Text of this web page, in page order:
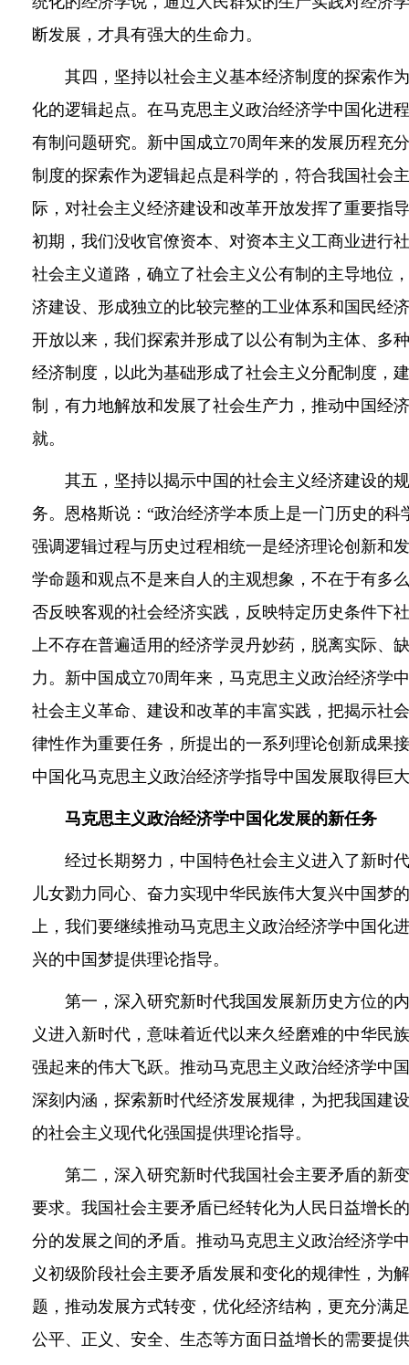
断发展，才具有强大的生命力。
其四，坚持以社会主义基本经济制度的探索作
化的逻辑起点。在马克思主义政治经济学中国化进
有制问题研究。新中国成立70周年来的发展历程充
制度的探索作为逻辑起点是科学的，符合我国社会
际，对社会主义经济建设和改革开放发挥了重要指
初期，我们没收官僚资本、对资本主义工商业进行
社会主义道路，确立了社会主义公有制的主导地位
济建设、形成独立的比较完整的工业体系和国民经
开放以来，我们探索并形成了以公有制为主体、多
经济制度，以此为基础形成了社会主义分配制度，
制，有力地解放和发展了社会生产力，推动中国经
就。
其五，坚持以揭示中国的社会主义经济建设的
务。恩格斯说：“政治经济学本质上是一门历史的科
强调逻辑过程与历史过程相统一是经济理论创新和
学命题和观点不是来自人的主观想象，不在于有多
否反映客观的社会经济实践，反映特定历史条件下
上不存在普遍适用的经济学灵丹妙药，脱离实际、
力。新中国成立70周年来，马克思主义政治经济学
社会主义革命、建设和改革的丰富实践，把揭示社
律性作为重要任务，所提出的一系列理论创新成果
中国化马克思主义政治经济学指导中国发展取得巨
马克思主义政治经济学中国化发展的新任务
经过长期努力，中国特色社会主义进入了新时
儿女勠力同心、奋力实现中华民族伟大复兴中国梦
上，我们要继续推动马克思主义政治经济学中国化
兴的中国梦提供理论指导。
第一，深入研究新时代我国发展新历史方位的
义进入新时代，意味着近代以来久经磨难的中华民
强起来的伟大飞跃。推动马克思主义政治经济学中
深刻内涵，探索新时代经济发展规律，为把我国建
的社会主义现代化强国提供理论指导。
第二，深入研究新时代我国社会主要矛盾的新
要求。我国社会主要矛盾已经转化为人民日益增长
分的发展之间的矛盾。推动马克思主义政治经济学
义初级阶段社会主要矛盾发展和变化的规律性，为
题，推动发展方式转变，优化经济结构，更充分满
公平、正义、安全、生态等方面日益增长的需要提